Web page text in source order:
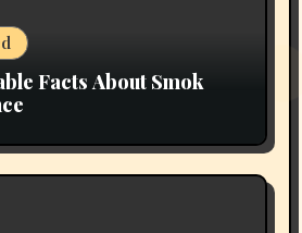
Facts About Smok